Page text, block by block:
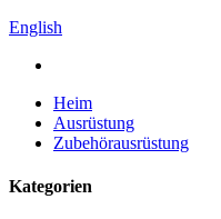
English
Heim
Ausrüstung
Zubehörausrüstung
Kategorien